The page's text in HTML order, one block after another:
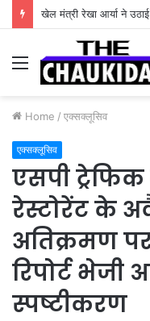
खेल मंत्री रेखा आर्या ने उठाई
Menu
Home / एक्सक्लूसिव
एक्सक्लूसिव
एसपी
रेस्टोरेंट के
अतिक्रमण
रिपोर्ट
स्पष्टीकरण